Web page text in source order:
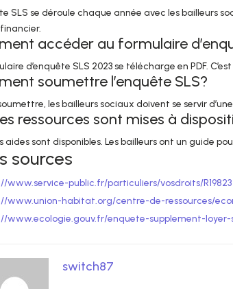
SLS se déroule chaque année avec les bailleurs
accéder au formulaire
d’enquête SLS 2023 se télécharge en PDF.
soumettre l’enquête SLS?
les bailleurs sociaux doivent se servir
ressources sont mises à
aides sont disponibles. Les bailleurs ont un guide
sources
www.service-public.fr/particuliers/vosdroits/R19823
www.union-habitat.org/centre-de-ressources/
www.ecologie.gouv.fr/enquete-supplement-loyer-
switch87